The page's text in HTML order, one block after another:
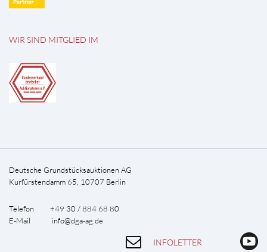
WIR SIND MITGLIED IM
Deutsche Grundstücksauktionen AG
Kurfürstendamm 65, 10707 Berlin
Telefon +49 30 / 884 68 80
E-Mail info@dga-ag.de
INFOLETTER